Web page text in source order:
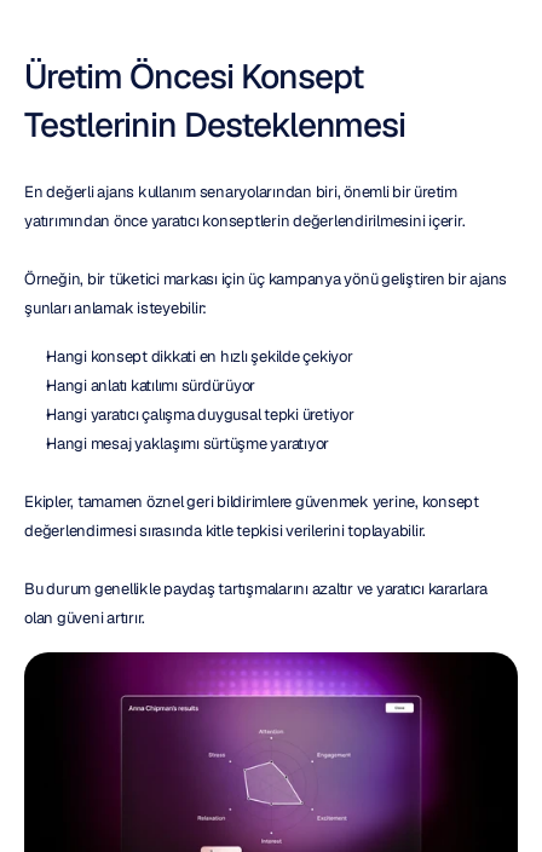
Üretim Öncesi Konsept
Testlerinin Desteklenmesi
En değerli ajans kullanım senaryolarından biri, önemli bir üretim
yatırımından önce yaratıcı konseptlerin değerlendirilmesini içerir.
Örneğin, bir tüketici markası için üç kampanya yönü geliştiren bir ajans
şunları anlamak isteyebilir:
Hangi konsept dikkati en hızlı şekilde çekiyor
Hangi anlatı katılımı sürdürüyor
Hangi yaratıcı çalışma duygusal tepki üretiyor
Hangi mesaj yaklaşımı sürtüşme yaratıyor
Ekipler, tamamen öznel geri bildirimlere güvenmek yerine, konsept
değerlendirmesi sırasında kitle tepkisi verilerini toplayabilir.
Bu durum genellikle paydaş tartışmalarını azaltır ve yaratıcı kararlara
olan güveni artırır.